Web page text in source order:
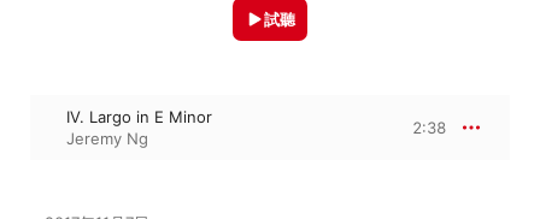
試聽
IV. Largo in E Minor
Jeremy Ng
2:38